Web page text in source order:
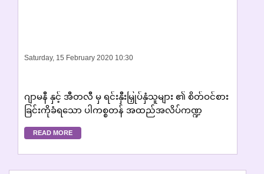
Saturday, 15 February 2020 10:30
ဂျာမနီ နှင့် အီတလီ မှ ရင်းနှီးမြှုပ်နှံသူများ ၏ စိတ်ဝင်စား
ခြင်းကိုခံရသော ပါကစ္စတန် အထည်အလိပ်ကဏ္ဍ
READ MORE